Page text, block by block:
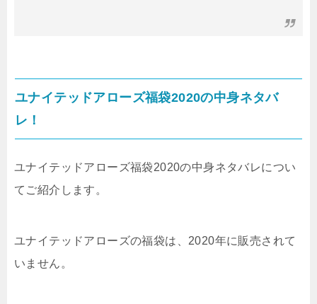
ユナイテッドアローズ福袋2020の中身ネタバ
レ！
ユナイテッドアローズ福袋2020の中身ネタバレについ
てご紹介します。
ユナイテッドアローズの福袋は、2020年に販売されて
いません。